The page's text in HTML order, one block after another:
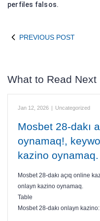
perfiles falsos.
PREVIOUS POST
What to Read Next
Jan 12, 2026 | Uncategorized
Mosbet 28-dakı
oynamaq!,
kazino oynamaq.
Mosbet 28-dakı açıq online
onlayn kazino oynamaq.
Table
Mosbet 28-dakı onlayn